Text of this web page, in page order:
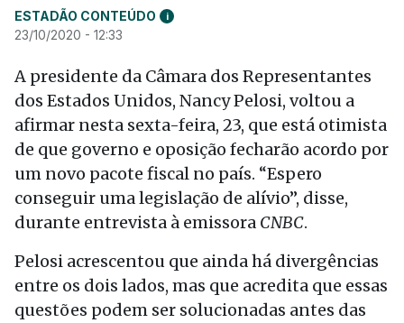
ESTADÃO CONTEÚDO i
23/10/2020 - 12:33
A presidente da Câmara dos Representantes
dos Estados Unidos, Nancy Pelosi, voltou a
afirmar nesta sexta-feira, 23, que está otimista
de que governo e oposição fecharão acordo por
um novo pacote fiscal no país. “Espero
conseguir uma legislação de alívio”, disse,
durante entrevista à emissora CNBC.
Pelosi acrescentou que ainda há divergências
entre os dois lados, mas que acredita que essas
questões podem ser solucionadas antes das